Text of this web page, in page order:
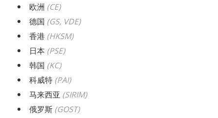
欧洲 (CE)
德国 (GS, VDE)
香港 (HKSM)
日本 (PSE)
韩国 (KC)
科威特 (PAI)
马来西亚 (SIRIM)
俄罗斯 (GOST)